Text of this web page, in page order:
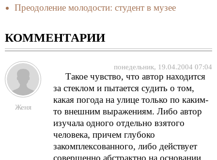
Преодоление молодости: студент в музее
КОММЕНТАРИИ
Женя
понедельник, 19.04.2004 07:04
Такое чувство, что автор находится
за стеклом и пытается судить о том,
какая погода на улице только по каким-
то внешним выражениям. Либо автор
изучала одного отдельно взятого
человека, причем глубоко
закомплексованного, либо действует
совершенно абстрактно на основании